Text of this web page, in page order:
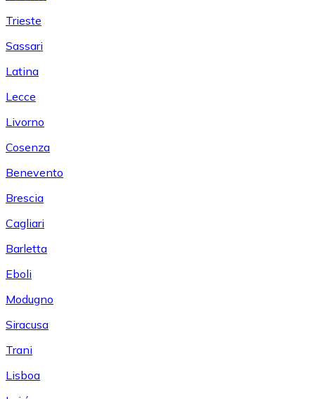
Trieste
Sassari
Latina
Lecce
Livorno
Cosenza
Benevento
Brescia
Cagliari
Barletta
Eboli
Modugno
Siracusa
Trani
Lisboa